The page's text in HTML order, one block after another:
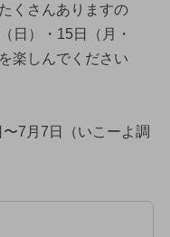
くさんありますの
日）・15日（月・
楽しんでください
7月7日（いこーよ調